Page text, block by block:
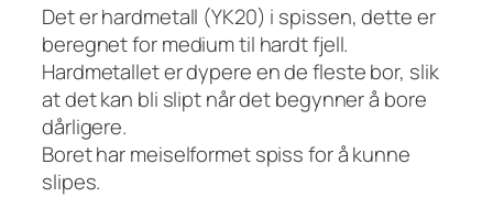
Det er hardmetall (YK20) i spissen, dette er
beregnet for medium til hardt fjell.
Hardmetallet er dypere en de fleste bor, slik
at det kan bli slipt når det begynner å bore
dårligere.
Boret har meiselformet spiss for å kunne
slipes.